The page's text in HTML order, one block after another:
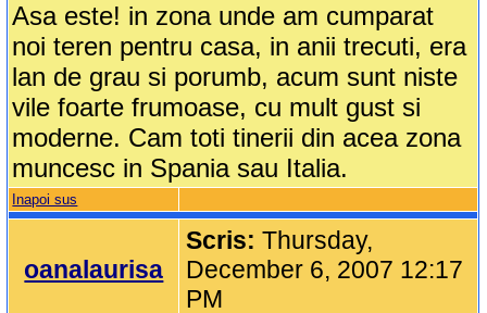
Asa este! in zona unde am cumparat
noi teren pentru casa, in anii trecuti, era
lan de grau si porumb, acum sunt niste
vile foarte frumoase, cu mult gust si
moderne. Cam toti tinerii din acea zona
muncesc in Spania sau Italia.
Inapoi sus
oanalaurisa
Scris:Thursday,
December 6, 2007 12:17
PM